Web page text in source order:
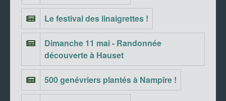
Le festival des linaigrettes !
Dimanche 11 mai - Randonnée
découverte à Hauset
500 genévriers plantés à Nampîre !